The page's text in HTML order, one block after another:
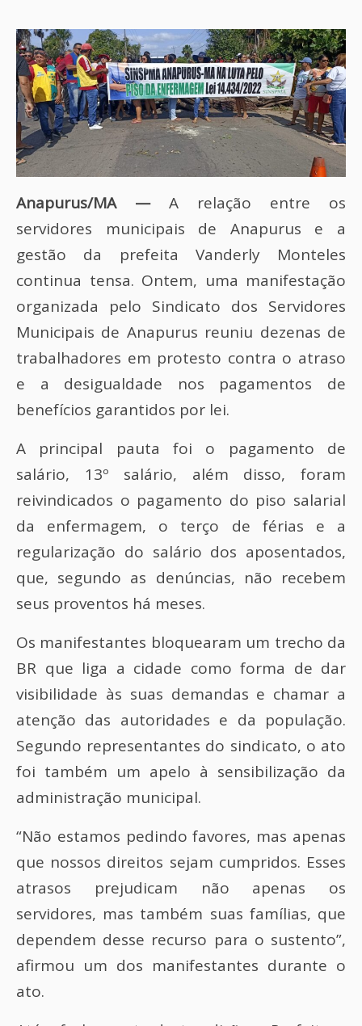
Anapurus/MA —A relação entre os
servidores municipais de Anapurus e a
gestão da prefeita Vanderly Monteles
continua tensa. Ontem, uma manifestação
organizada pelo Sindicato dos Servidores
Municipais de Anapurus reuniu dezenas de
trabalhadores em protesto contra o atraso
e a desigualdade nos pagamentos de
benefícios garantidos por lei.
A principal pauta foi o pagamento de
salário, 13º salário, além disso, foram
reivindicados o pagamento do piso salarial
da enfermagem, o terço de férias e a
regularização do salário dos aposentados,
que, segundo as denúncias, não recebem
seus proventos há meses.
Os manifestantes bloquearam um trecho da
BR que liga a cidade como forma de dar
visibilidade às suas demandas e chamar a
atenção das autoridades e da população.
Segundo representantes do sindicato, o ato
foi também um apelo à sensibilização da
administração municipal.
“Não estamos pedindo favores, mas apenas
que nossos direitos sejam cumpridos. Esses
atrasos prejudicam não apenas os
servidores, mas também suas famílias, que
dependem desse recurso para o sustento”,
afirmou um dos manifestantes durante o
ato.